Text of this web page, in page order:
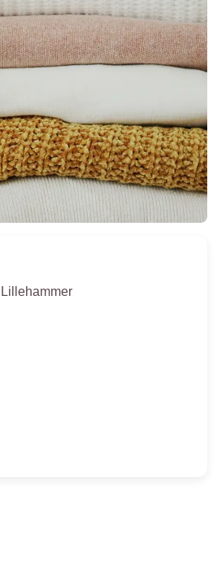
Lillehammer